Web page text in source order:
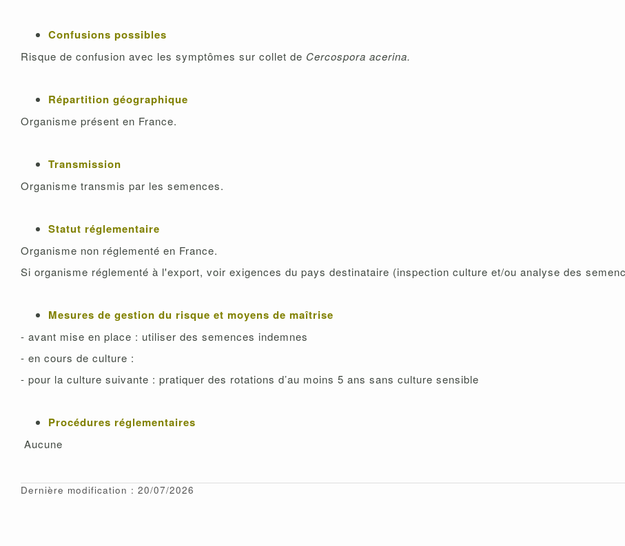
Confusions possibles
Risque de confusion avec les symptômes sur collet de Cercospora acerina.
Répartition géographique
Organisme présent en France.
Transmission
Organisme transmis par les semences.
Statut réglementaire
Organisme non réglementé en France.
Si organisme réglementé à l'export, voir exigences du pays destinataire (inspection culture et/ou
Mesures de gestion du risque et moyens de maîtrise
- avant mise en place : utiliser des semences indemnes
- en cours de culture :
- pour la culture suivante : pratiquer des rotations d’au moins 5 ans sans culture sensible
Procédures réglementaires
Aucune
Dernière modification : 20/07/2026